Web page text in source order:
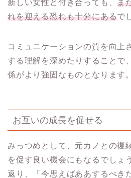
新しい女性と付き合っても、ま
れを迎える恐れも十分にあるで
コミュニケーションの質を向上
する理解を深めたりすることで
係がより強固なものとなります。
お互いの成長を促せる
みっつめとして、元カノとの復
を促す良い機会にもなるでしょ
返り、「今思えばああするべき